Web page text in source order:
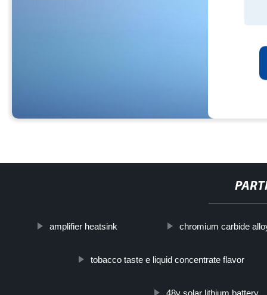
amplifier heatsink chromium carbide
tobacco taste e liquid concentrate flavor
48v solar lithium battery